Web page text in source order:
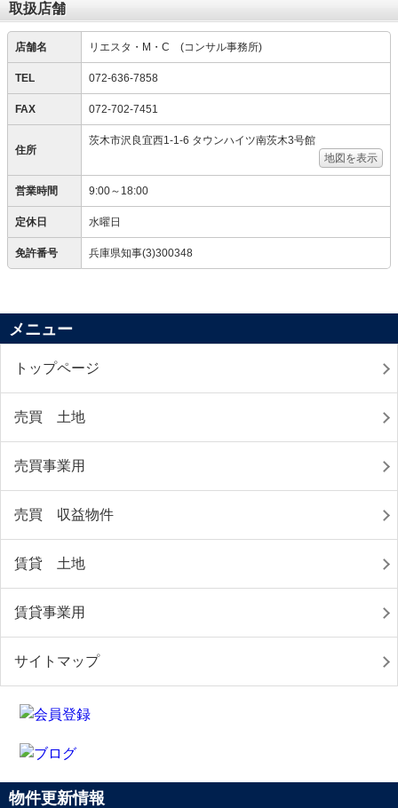
取扱店舗
店舗名 リエスタ・M・C (コンサル事務所)
TEL 072-636-7858
FAX 072-702-7451
住所
茨木市沢良宜西1-1-6 タウンハイツ南茨木3号館
地図を表示
営業時間 9:00～18:00
定休日 水曜日
免許番号 兵庫県知事(3)300348
メニュー
トップページ
売買 土地
売買事業用
売買 収益物件
賃貸 土地
賃貸事業用
サイトマップ
物件更新情報